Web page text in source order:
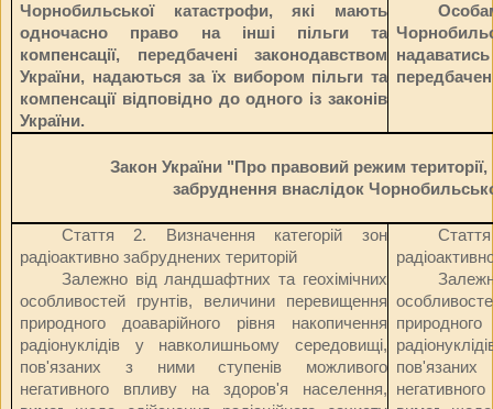
Чорнобильської катастрофи, які мають
одночасно право на інші пільги та
компенсації, передбачені законодавством
України, надаються за їх вибором пільги та
компенсації відповідно до одного із законів
України.
Закон України "Про правовий режим
забруднення внаслідок
Стаття 2. Визначення категорій зон
радіоактивно забруднених територій
Залежно від ландшафтних та геохімічних
особливостей грунтів, величини перевищення
природного доаварійного рівня накопичення
радіонуклідів у навколишньому середовищі,
пов'язаних з ними ступенів можливого
негативного впливу на здоров'я населення,